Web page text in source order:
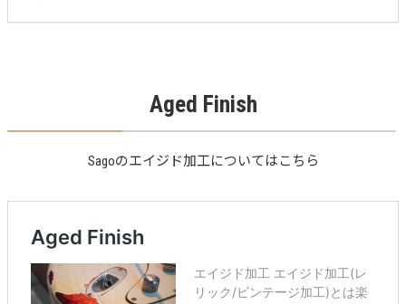
Aged Finish
Sagoのエイジド加工についてはこちら